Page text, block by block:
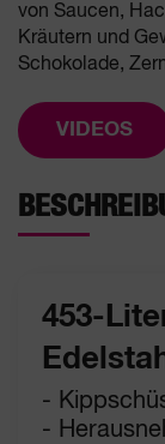
von Saucen,
Kräutern und
Schokolade,
VIDEOS
453-
-
-